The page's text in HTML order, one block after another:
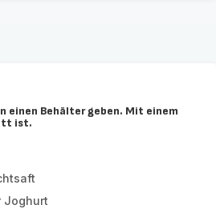
einen Behälter geben. Mit einem
ist.
Joghurt